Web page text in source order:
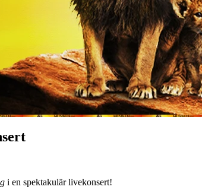
i en spektakulär livekonsert!